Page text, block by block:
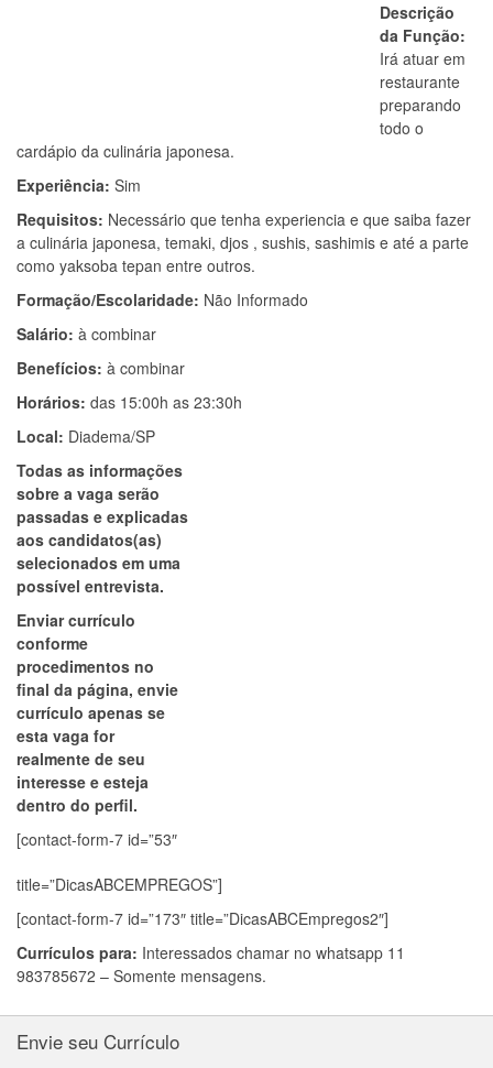
Descrição
da Função:
Irá atuar em
restaurante
preparando
todo o
cardápio da culinária japonesa.
Experiência: Sim
Requisitos: Necessário que tenha experiencia e que saiba fazer
a culinária japonesa, temaki, djos , sushis, sashimis e até a parte
como yaksoba tepan entre outros.
Formação/Escolaridade: Não Informado
Salário: à combinar
Benefícios: à combinar
Horários: das 15:00h as 23:30h
Local: Diadema/SP
Todas as informações
sobre a vaga serão
passadas e explicadas
aos candidatos(as)
selecionados em uma
possível entrevista.
Enviar currículo
conforme
procedimentos no
final da página, envie
currículo apenas se
esta vaga for
realmente de seu
interesse e esteja
dentro do perfil.
[contact-form-7 id=”53″
title=”DicasABCEMPREGOS”]
[contact-form-7 id=”173″ title=”DicasABCEmpregos2″]
Currículos para: Interessados chamar no whatsapp 11
983785672 – Somente mensagens.
Envie seu Currículo